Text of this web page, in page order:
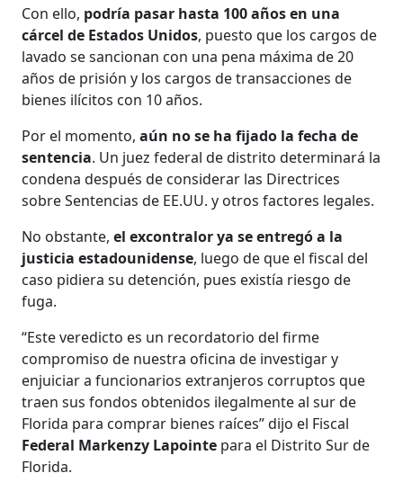
Con ello, podría pasar hasta 100 años en una
cárcel de Estados Unidos, puesto que los cargos de
lavado se sancionan con una pena máxima de 20
años de prisión y los cargos de transacciones de
bienes ilícitos con 10 años.
Por el momento,aún no se ha fijado la fecha de
sentencia. Un juez federal de distrito determinará la
condena después de considerar las Directrices
sobre Sentencias de EE.UU. y otros factores legales.
No obstante,el excontralor ya se entregó a la
justicia estadounidense, luego de que el fiscal del
caso pidiera su detención, pues existía riesgo de
fuga.
“Este veredicto es un recordatorio del firme
compromiso de nuestra oficina de investigar y
enjuiciar a funcionarios extranjeros corruptos que
traen sus fondos obtenidos ilegalmente al sur de
Florida para comprar bienes raíces” dijo el Fiscal
Federal Markenzy Lapointe para el Distrito Sur de
Florida.